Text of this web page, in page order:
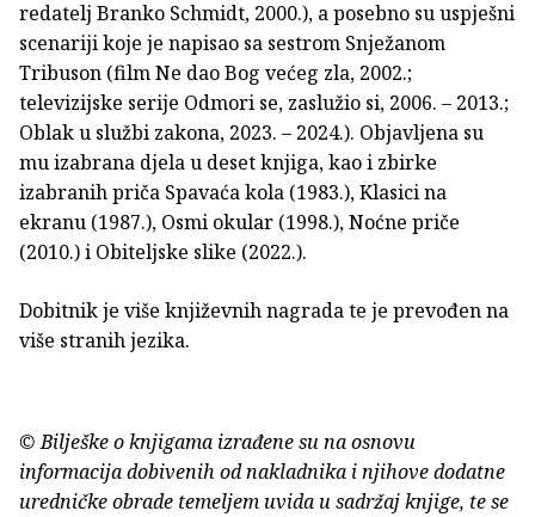
redatelj Branko Schmidt, 2000.), a posebno su uspješni
scenariji koje je napisao sa sestrom Snježanom
Tribuson (film Ne dao Bog većeg zla, 2002.;
televizijske serije Odmori se, zaslužio si, 2006. – 2013.;
Oblak u službi zakona, 2023. – 2024.). Objavljena su
mu izabrana djela u deset knjiga, kao i zbirke
izabranih priča Spavaća kola (1983.), Klasici na
ekranu (1987.), Osmi okular (1998.), Noćne priče
(2010.) i Obiteljske slike (2022.).
Dobitnik je više književnih nagrada te je prevođen na
više stranih jezika.
© Bilješke o knjigama izrađene su na osnovu
informacija dobivenih od nakladnika i njihove dodatne
uredničke obrade temeljem uvida u sadržaj knjige, te se